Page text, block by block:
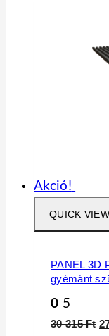
Akció!
QUICK VIEW
PANEL 3D
gyémánt
0 5
30 315Ft